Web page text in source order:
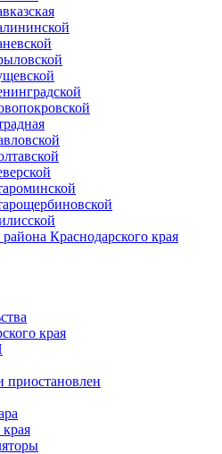
Краснодарского края
края
приостановлен